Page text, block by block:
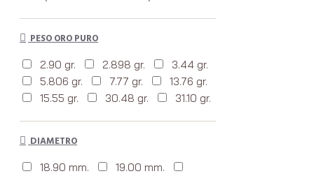
PESO ORO PURO
2.90 gr. 2.898 gr.
3.44 gr.
5.806 gr.
7.77 gr.
13.76 gr.
15.55 gr.
30.48 gr. 31.10 gr.
DIAMETRO
18.90 mm.
19.00 mm.